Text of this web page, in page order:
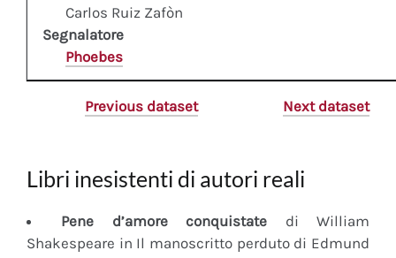
Carlos Ruiz Zafòn
Segnalatore
Phoebes
Previous dataset Next dataset
Libri inesistenti di autori reali
Pene d’amore conquistate di William
Shakespeare in Il manoscritto perduto di Edmund